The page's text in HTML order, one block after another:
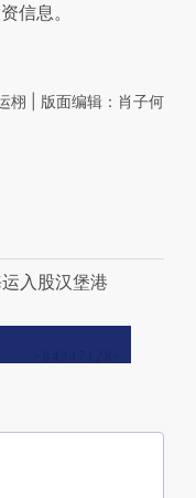
信息。
栩 | 版面编辑：肖子何
入股汉堡港